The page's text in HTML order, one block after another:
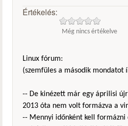
Értékelés:
Még nincs értékelve
Linux fórum:
(szemfüles a második mondatot
-- De kinézett már egy áprilisi
2013 óta nem volt formázva a
-- Mennyi időnként kell formázni